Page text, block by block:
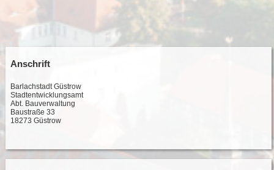
Anschrift
Barlachstadt Güstrow
Stadtentwicklungsamt
Abt. Bauverwaltung
Baustraße 33
18273 Güstrow